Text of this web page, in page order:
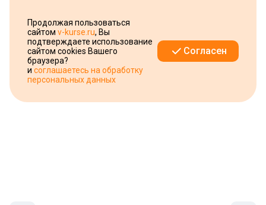
Продолжая пользоваться
сайтом v-kurse.ru, Вы
подтверждаете использование
сайтом cookies Вашего
браузера?
и соглашаетесь на обработку
персональных данных
Согласен